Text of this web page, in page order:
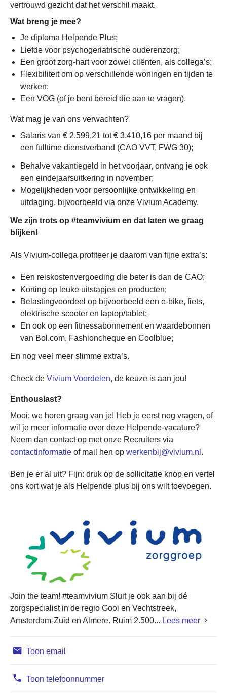
vertrouwd gezicht dat het verschil maakt.
Wat breng je mee?
Je diploma Helpende Plus;
Liefde voor psychogeriatrische ouderenzorg;
Een groot zorg-hart voor zowel cliënten, als collega’s;
Flexibiliteit om op verschillende woningen en tijden te
werken;
Een VOG (of je bent bereid die aan te vragen).
Wat mag je van ons verwachten?
Salaris van € 2.599,21 tot € 3.410,16 per maand bij
een fulltime dienstverband (CAO VVT, FWG 30);
Behalve vakantiegeld in het voorjaar, ontvang je ook
een eindejaarsuitkering in november;
Mogelijkheden voor persoonlijke ontwikkeling en
uitdaging, bijvoorbeeld via onze Vivium Academy.
We zijn trots op #teamvivium en dat laten we graag
blijken!
Als Vivium-collega profiteer je daarom van fijne extra’s:
Een reiskostenvergoeding die beter is dan de CAO;
Korting op leuke uitstapjes en producten;
Belastingvoordeel op bijvoorbeeld een e-bike, fiets,
elektrische scooter en laptop/tablet;
En ook op een fitnessabonnement en waardebonnen
van Bol.com, Fashioncheque en Coolblue;
En nog veel meer slimme extra’s.
Check de Vivium Voordelen, de keuze is aan jou!
Enthousiast?
Mooi: we horen graag van je! Heb je eerst nog vragen, of
wil je meer informatie over deze Helpende-vacature?
Neem dan contact op met onze Recruiters via
contactinformatie of mail hen op werkenbij@vivium.nl .
Ben je er al uit? Fijn: druk op de sollicitatie knop en vertel
ons kort wat je als Helpende plus bij ons wilt toevoegen.
Join the team! #teamvivium Sluit je ook aan bij dé
zorgspecialist in de regio Gooi en Vechtstreek,
Amsterdam-Zuid en Almere. Ruim 2.500... Lees meer
Toon email
Toon telefoonnummer